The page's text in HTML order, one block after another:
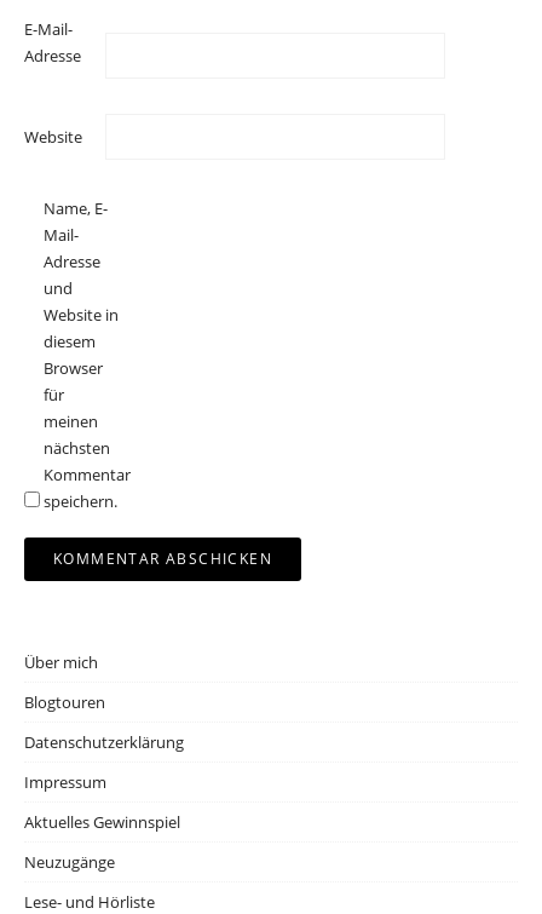
E-Mail-
Adresse
Website
Name, E-
Mail-
Adresse
und
Website in
diesem
Browser
für
meinen
nächsten
Kommentar
speichern.
Über mich
Blogtouren
Datenschutzerklärung
Impressum
Aktuelles Gewinnspiel
Neuzugänge
Lese- und Hörliste